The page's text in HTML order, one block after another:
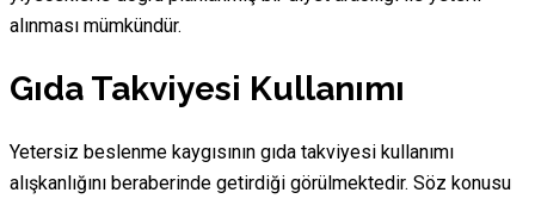
alınması mümkündür.
Gıda Takviyesi Kullanımı
Yetersiz beslenme kaygısının gıda takviyesi kullanımı
alışkanlığını beraberinde getirdiği görülmektedir. Söz konusu